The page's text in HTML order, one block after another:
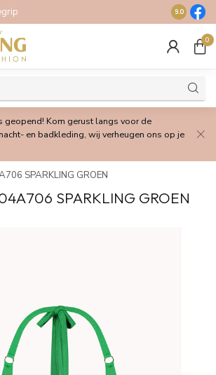
Gratis
9.0
0
geopend! Kom gerust langs voor de
en badkleding, wij verheugen ons op je
SPARKLING GROEN
SPARKLING GROEN